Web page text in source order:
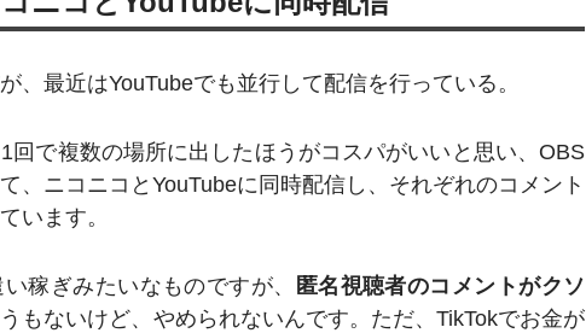
、最近はYouTubeでも並行して配信を行っている。
1回で複数の場所に出したほうがコスパがいいと思い、OBS
、ニコニコとYouTubeに同時配信し、それぞれのコメント
います。
稼ぎみたいなものですが、
匿名視聴者のコメントがクソ
もないけど、やめられないんです。ただ、TikTokでお金が